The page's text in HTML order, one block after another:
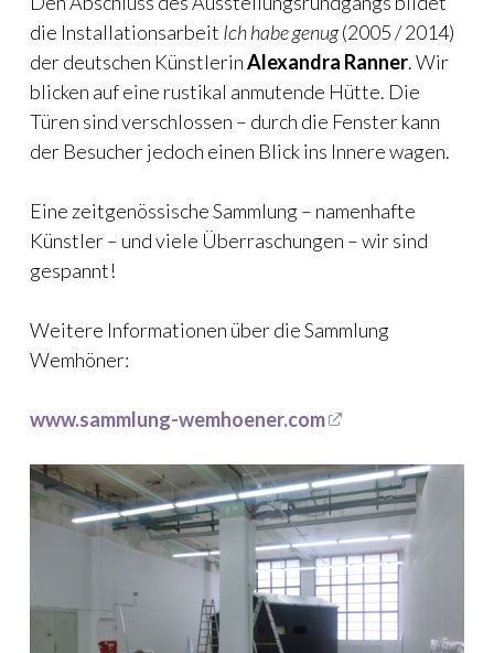
die Installationsarbeit Ich habe genug(2005 / 2014)
der deutschen KünstlerinAlexandra Ranner. Wir
blicken auf eine rustikal anmutende Hütte. Die
Türen sind verschlossen – durch die Fenster kann
der Besucher jedoch einen Blick ins Innere wagen.
Eine zeitgenössische Sammlung – namenhafte
Künstler – und viele Überraschungen – wir sind
gespannt!
Weitere Informationen über die Sammlung
Wemhöner:
www.sammlung-wemhoener.com